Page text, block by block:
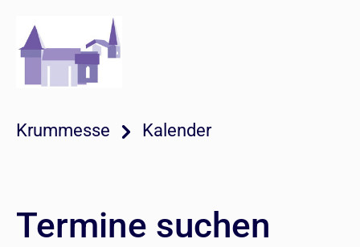
Krummesse Kalender
Termine suchen